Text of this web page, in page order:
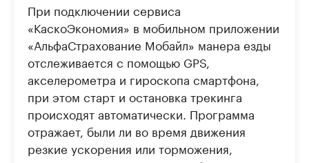
При подключении сервиса
«КаскоЭкономия» в мобильном приложении
«АльфаСтрахование Мобайл» манера езды
отслеживается с помощью GPS,
акселерометра и гироскопа смартфона,
при этом старт и остановка трекинга
происходят автоматически. Программа
отражает, были ли во время движения
резкие ускорения или торможения,